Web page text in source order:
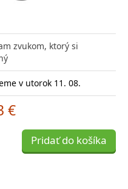
zvukom, ktorý si
v utorok 11. 08.
€
Pridať do košíka